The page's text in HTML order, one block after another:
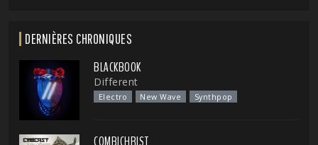
DERNIÈRES CHRONIQUES
BLACKBOOK
Different
Electro New Wave Synthpop
COMBICHRIST